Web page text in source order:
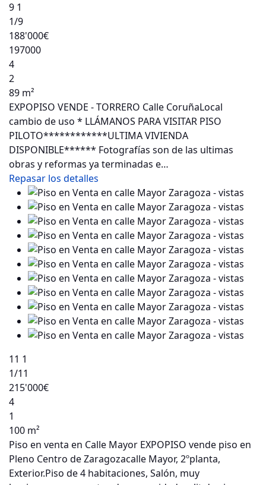
9 1
1/9
188'000€
197000
4
2
89 m²
EXPOPISO VENDE - TORRERO Calle CoruñaLocal
cambio de uso * LLÁMANOS PARA VISITAR PISO
PILOTO************ULTIMA VIVIENDA
DISPONIBLE****** Fotografías son de las ultimas
obras y reformas ya terminadas e…
Repasar los detalles
11 1
1/11
215'000€
4
1
100 m²
Piso en venta en Calle Mayor EXPOPISO vende piso en
Pleno Centro de Zaragozacalle Mayor, 2ºplanta,
Exterior.Piso de 4 habitaciones, Salón, muy